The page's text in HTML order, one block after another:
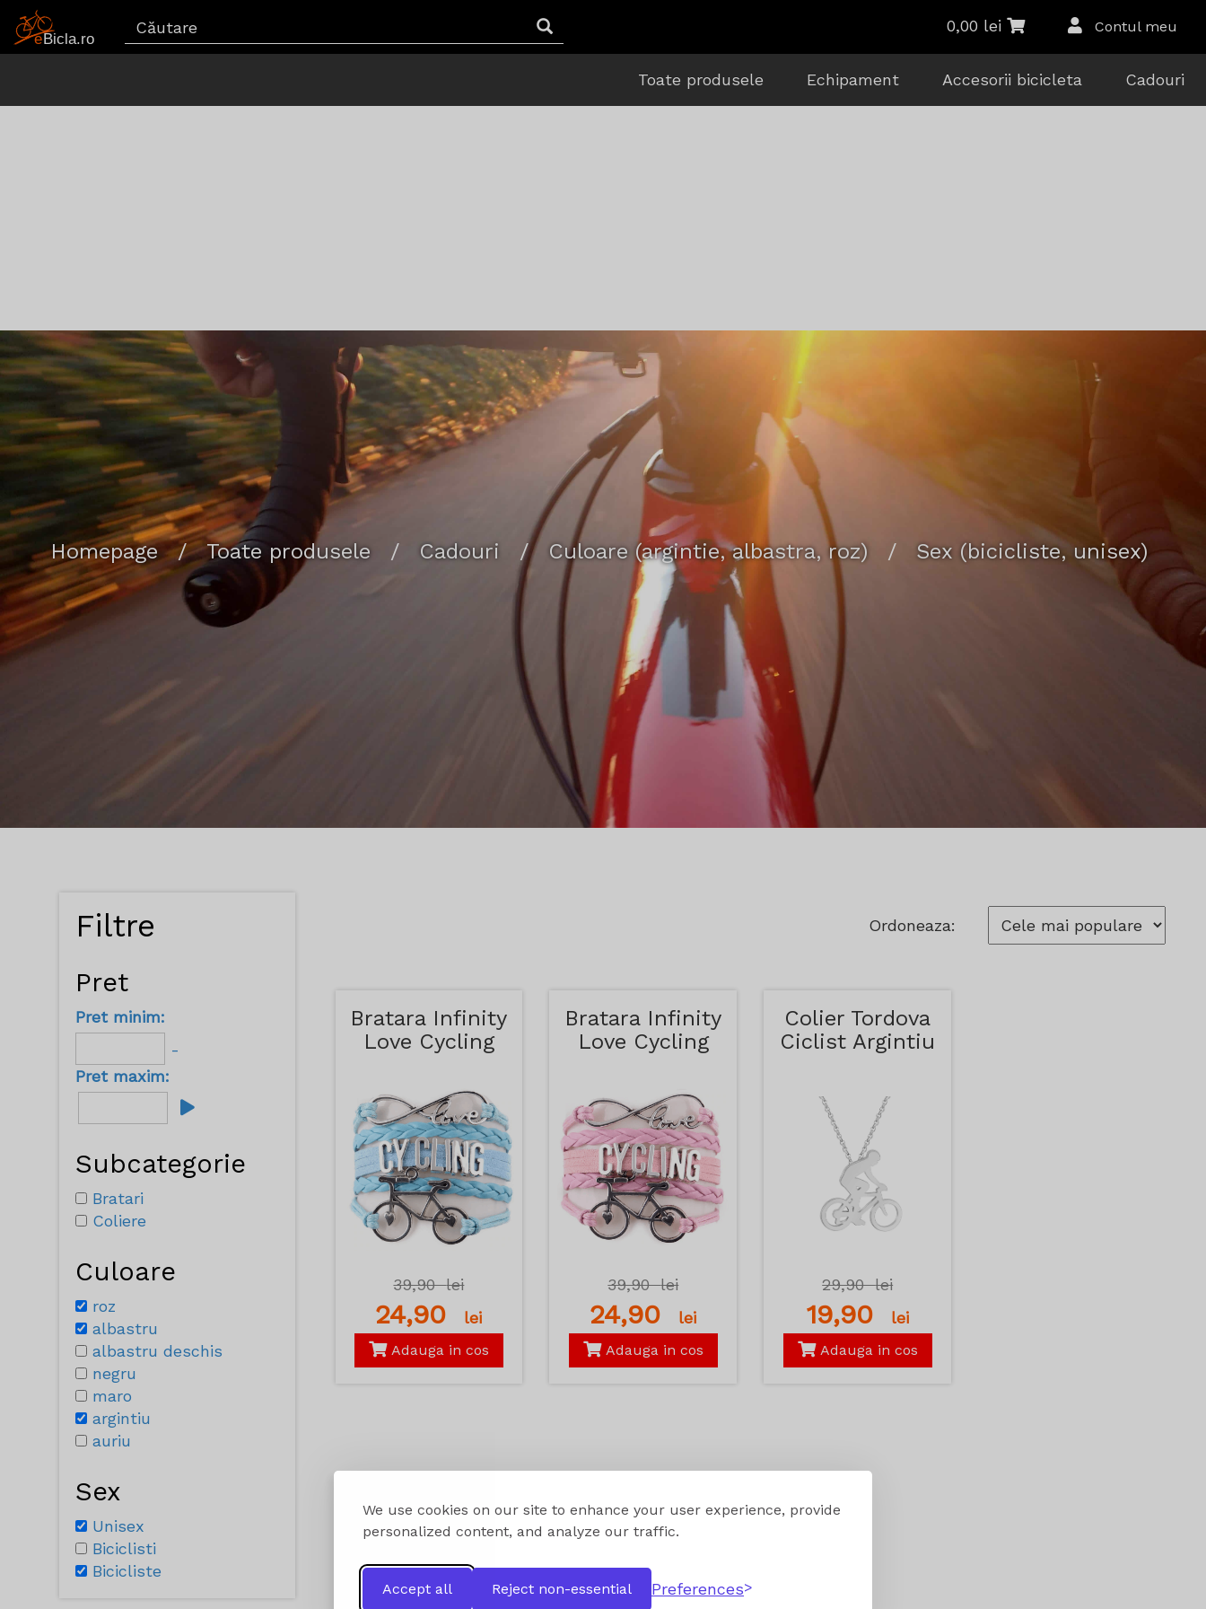
We use cookies on our site to enhance your user experience, provide
personalized content, and analyze our traffic.
Accept all Reject non-essential Preferences
0,00 lei Contul meu
Toate produsele Echipament Accesorii bicicleta Cadouri
Homepage / Toate produsele / Cadouri / Culoare (argintie, albastra, roz) / Sex (bicicliste, unisex)
Filtre
Pret
Pret minim:
-
Pret maxim:
Subcategorie
Bratari
Coliere
Culoare
roz
albastru
albastru deschis
negru
maro
argintiu
auriu
Sex
Unisex
Biciclisti
Bicicliste
Ordoneaza:
Bratara Infinity
Love Cycling
39,90lei
24,90 lei
Adauga in cos
Bratara Infinity
Love Cycling
39,90lei
24,90 lei
Adauga in cos
Colier Tordova
Ciclist Argintiu
29,90lei
19,90 lei
Adauga in cos